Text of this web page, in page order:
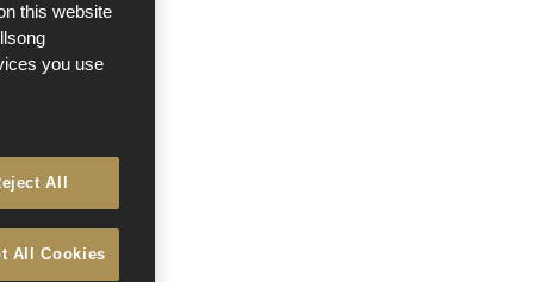
this website
you use
All
All Cookies